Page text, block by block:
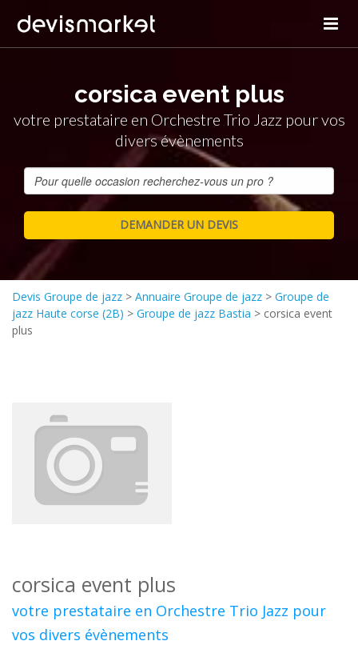
corsica event plus
votre prestataire en Orchestre Trio Jazz pour vos
divers évènements
Devis Groupe de jazz > Annuaire Groupe de jazz > Groupe de
jazz Haute corse (2B) > Groupe de jazz Bastia > corsica event
plus
corsica event plus
votre prestataire en Orchestre Trio Jazz pour
vos divers évènements